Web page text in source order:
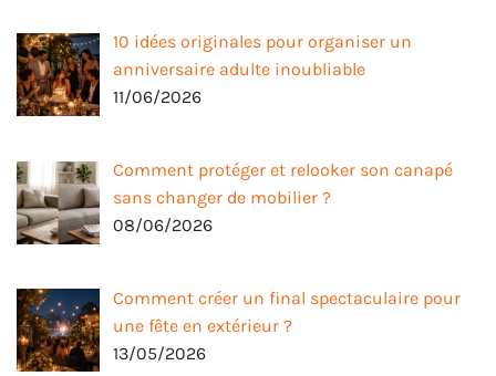
10 idées originales pour organiser un
anniversaire adulte inoubliable
11/06/2026
Comment protéger et relooker son canapé
sans changer de mobilier ?
08/06/2026
Comment créer un final spectaculaire pour
une fête en extérieur ?
13/05/2026